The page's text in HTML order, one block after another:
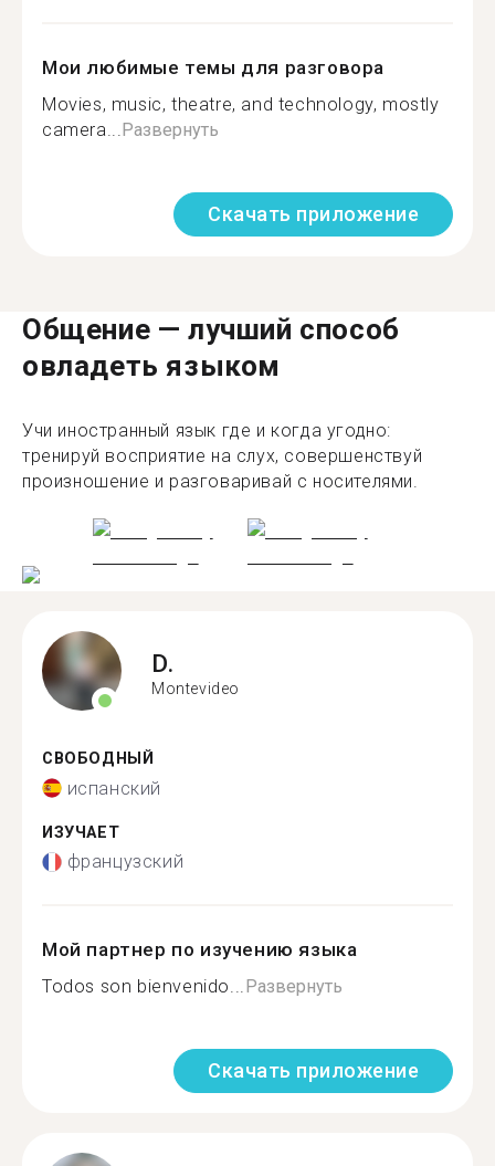
Мои любимые темы для разговора
Movies, music, theatre, and technology, mostly
camera... Развернуть
Скачать приложение
Общение — лучший способ
овладеть языком
Учи иностранный язык где и когда угодно:
тренируй восприятие на слух, совершенствуй
произношение и разговаривай с носителями.
D.
Montevideo
СВОБОДНЫЙ
испанский
ИЗУЧАЕТ
французский
Мой партнер по изучению языка
Todos son bienvenido...Развернуть
Скачать приложение